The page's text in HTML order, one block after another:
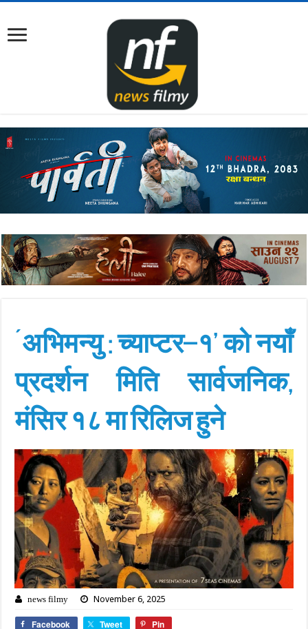
´अभिमन्यु : च्याप्टर–१’ को नयाँ
प्रदर्शन मिति सार्वजनिक,
मंसिर १८ मा रिलिज हुने
news filmy November 6, 2025
Facebook Tweet Pin